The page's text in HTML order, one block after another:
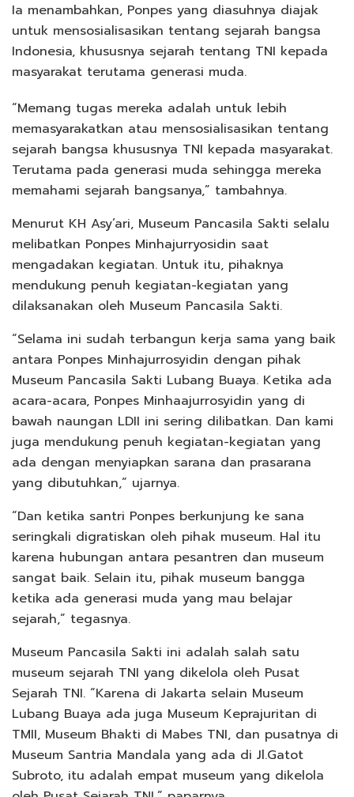
Ia menambahkan, Ponpes yang diasuhnya diajak
untuk mensosialisasikan tentang sejarah bangsa
Indonesia, khususnya sejarah tentang TNI kepada
masyarakat terutama generasi muda.
“Memang tugas mereka adalah untuk lebih
memasyarakatkan atau mensosialisasikan tentang
sejarah bangsa khususnya TNI kepada masyarakat.
Terutama pada generasi muda sehingga mereka
memahami sejarah bangsanya,” tambahnya.
Menurut KH Asy’ari, Museum Pancasila Sakti selalu
melibatkan Ponpes Minhajurryosidin saat
mengadakan kegiatan. Untuk itu, pihaknya
mendukung penuh kegiatan-kegiatan yang
dilaksanakan oleh Museum Pancasila Sakti.
“Selama ini sudah terbangun kerja sama yang baik
antara Ponpes Minhajurrosyidin dengan pihak
Museum Pancasila Sakti Lubang Buaya. Ketika ada
acara-acara, Ponpes Minhaajurrosyidin yang di
bawah naungan LDII ini sering dilibatkan. Dan kami
juga mendukung penuh kegiatan-kegiatan yang
ada dengan menyiapkan sarana dan prasarana
yang dibutuhkan,” ujarnya.
“Dan ketika santri Ponpes berkunjung ke sana
seringkali digratiskan oleh pihak museum. Hal itu
karena hubungan antara pesantren dan museum
sangat baik. Selain itu, pihak museum bangga
ketika ada generasi muda yang mau belajar
sejarah,” tegasnya.
Museum Pancasila Sakti ini adalah salah satu
museum sejarah TNI yang dikelola oleh Pusat
Sejarah TNI. “Karena di Jakarta selain Museum
Lubang Buaya ada juga Museum Keprajuritan di
TMII, Museum Bhakti di Mabes TNI, dan pusatnya di
Museum Santria Mandala yang ada di Jl.Gatot
Subroto, itu adalah empat museum yang dikelola